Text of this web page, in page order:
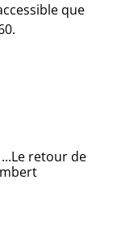
que
...Le retour de